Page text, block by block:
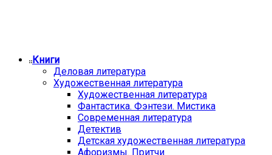
Книги
Деловая литература
Художественная литература
Художественная литература
Фантастика. Фэнтези. Мистика
Современная литература
Детектив
Детская художественная литература
Афоризмы. Притчи